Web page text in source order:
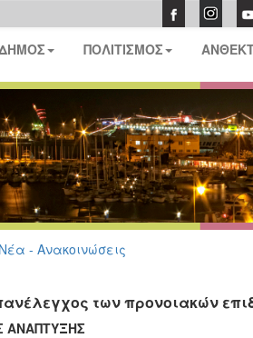
ΠΟΛΙΤΙΣΜΟΣ
- Ανακοινώσεις
των προνοιακών
ΑΝΑΠΤΥΞΗΣ